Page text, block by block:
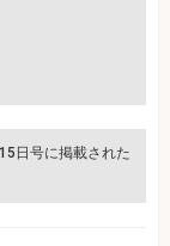
日号に掲載された